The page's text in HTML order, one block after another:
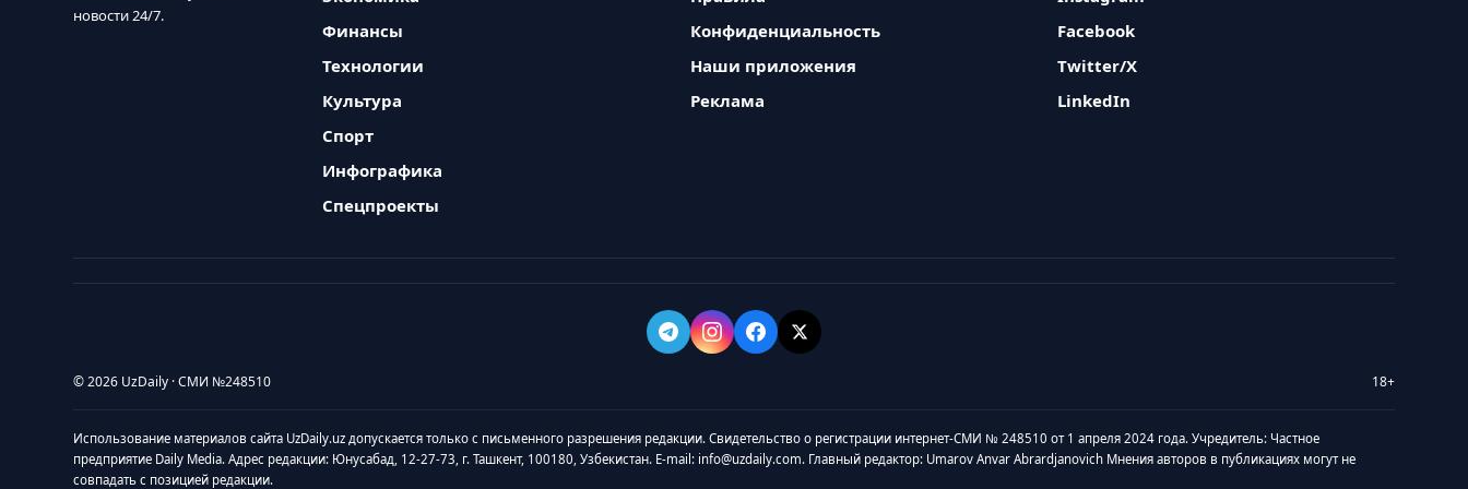
новости 24/7.
Финансы
Технологии
Культура
Спорт
Инфографика
Спецпроекты
Конфиденциальность
Наши приложения
Реклама
Facebook
Twitter/X
LinkedIn
© 2026 UzDaily · СМИ №248510 18+
Использование материалов сайта UzDaily.uz допускается только с письменного разрешения редакции. Свидетельство о регистрации интернет-СМИ № 248510 от 1 апреля 2024 года. Учредитель: Частное
предприятие Daily Media. Адрес редакции: Юнусабад, 12-27-73, г. Ташкент, 100180, Узбекистан. E-mail: info@uzdaily.com. Главный редактор: Umarov Anvar Abrardjanovich Мнения авторов в публикациях могут не
совпадать с позицией редакции.